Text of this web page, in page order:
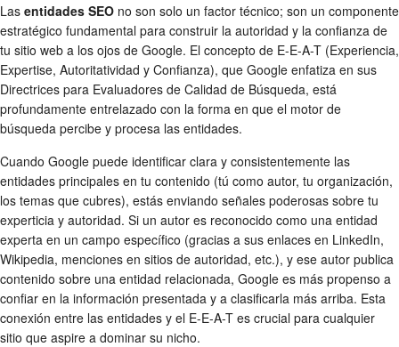
Las entidades SEO no son solo un factor técnico; son un componente
estratégico fundamental para construir la autoridad y la confianza de
tu sitio web a los ojos de Google. El concepto de E-E-A-T (Experiencia,
Expertise, Autoritatividad y Confianza), que Google enfatiza en sus
Directrices para Evaluadores de Calidad de Búsqueda, está
profundamente entrelazado con la forma en que el motor de
búsqueda percibe y procesa las entidades.
Cuando Google puede identificar clara y consistentemente las
entidades principales en tu contenido (tú como autor, tu organización,
los temas que cubres), estás enviando señales poderosas sobre tu
experticia y autoridad. Si un autor es reconocido como una entidad
experta en un campo específico (gracias a sus enlaces en LinkedIn,
Wikipedia, menciones en sitios de autoridad, etc.), y ese autor publica
contenido sobre una entidad relacionada, Google es más propenso a
confiar en la información presentada y a clasificarla más arriba. Esta
conexión entre las entidades y el E-E-A-T es crucial para cualquier
sitio que aspire a dominar su nicho.